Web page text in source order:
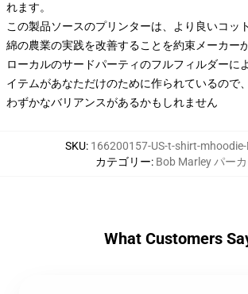
れます。
この製品ソースのプリンターは、より良いコッ
綿の農業の実践を改善することを約束メーカー
ローカルのサードパーティのフルフィルダーに
イテムがあなただけのために作られているので
わずかなバリアンスがあるかもしれません
SKU: 166200157-US-t-shirt-mhoodie-
カテゴリー: Bob Marley パー
What Customers